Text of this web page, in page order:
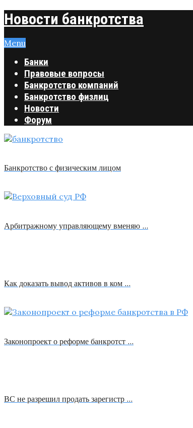
Новости банкротства
Menu
Банки
Правовые вопросы
Банкротство компаний
Банкротство физлиц
Новости
Форум
Банкротство с физическим лицом
Арбитражному управляющему вменяю …
Как доказать вывод активов в ком …
Законопроект о реформе банкротст …
ВС не разрешил продать зарегистр …